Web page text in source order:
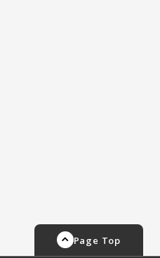
Page Top